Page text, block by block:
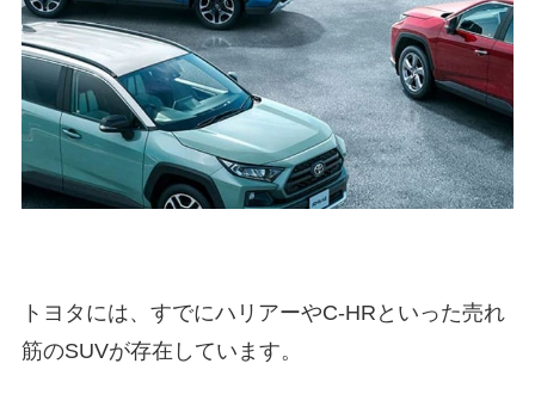
トヨタには、すでにハリアーやC-HRといった売れ
筋のSUVが存在しています。